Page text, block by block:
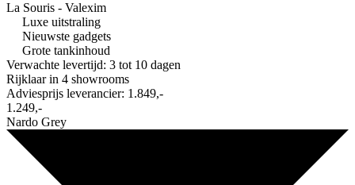
La Souris - Valexim
Luxe uitstraling
Nieuwste gadgets
Grote tankinhoud
Verwachte levertijd: 3 tot 10 dagen
Rijklaar in 4 showrooms
Adviesprijs leverancier: 1.849,-
1.249,-
Nardo Grey